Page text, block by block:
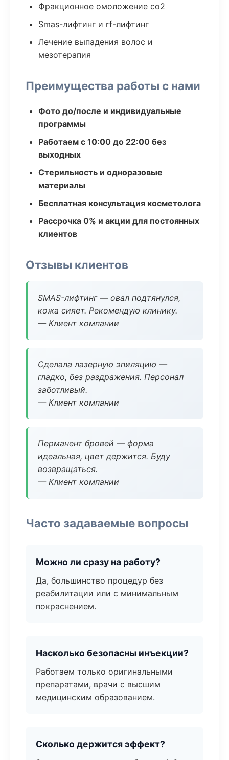
Фракционное омоложение co2
Smas-лифтинг и rf-лифтинг
Лечение выпадения волос и
мезотерапия
Преимущества работы с нами
Фото до/после и индивидуальные
программы
Работаем с 10:00 до 22:00 без
выходных
Стерильность и одноразовые
материалы
Бесплатная консультация косметолога
Рассрочка 0% и акции для постоянных
клиентов
Отзывы клиентов
SMAS-лифтинг — овал подтянулся,
кожа сияет. Рекомендую клинику.
— Клиент компании
Сделала лазерную эпиляцию —
гладко, без раздражения. Персонал
заботливый.
— Клиент компании
Перманент бровей — форма
идеальная, цвет держится. Буду
возвращаться.
— Клиент компании
Часто задаваемые вопросы
Можно ли сразу на работу?
Да, большинство процедур без
реабилитации или с минимальным
покраснением.
Насколько безопасны инъекции?
Работаем только оригинальными
препаратами, врачи с высшим
медицинским образованием.
Сколько держится эффект?